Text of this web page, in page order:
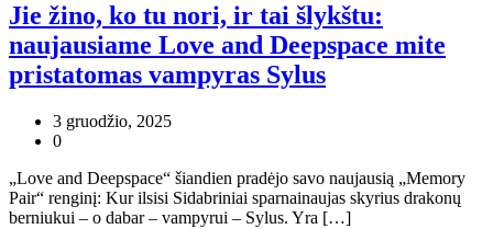
Jie žino, ko tu nori, ir tai šlykštu:
naujausiame Love and Deepspace mite
pristatomas vampyras Sylus
3 gruodžio, 2025
0
„Love and Deepspace“ šiandien pradėjo savo naujausią „Memory
Pair“ renginį: Kur ilsisi Sidabriniai sparnainaujas skyrius drakonų
berniukui – o dabar – vampyrui – Sylus. Yra […]